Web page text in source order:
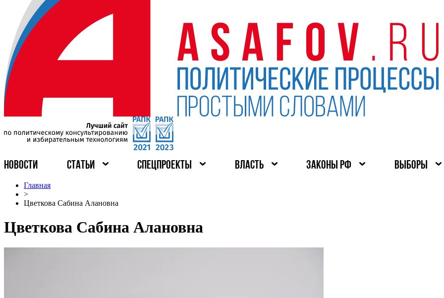
НОВОСТИ СТАТЬИ СПЕЦПРОЕКТЫ ВЛАСТЬ ЗАКОНЫ РФ ВЫБОРЫ
Главная
>
Цветкова Сабина Алановна
Цветкова Сабина Алановна